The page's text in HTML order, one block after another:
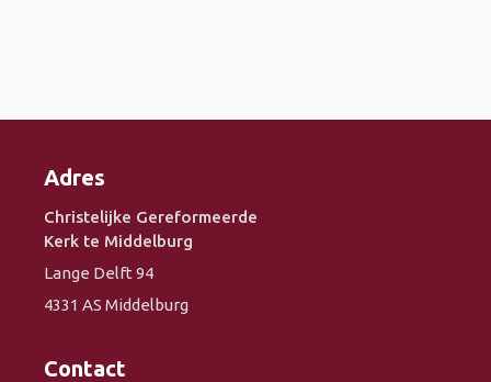
Adres
Christelijke Gereformeerde
Kerk te Middelburg
Lange Delft 94
4331 AS Middelburg
Contact